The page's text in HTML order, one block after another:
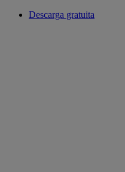
Descarga gratuita